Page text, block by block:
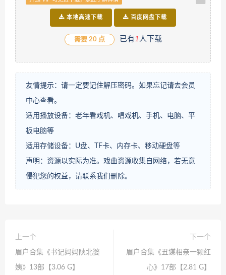
本地高速下载 百度网盘下载
需要 20 点 已有 1 人下载
友情提示：请一定要记住解压密码。如果忘记请去会员
中心查看。
适用播放设备：老年看戏机、唱戏机、手机、电脑、平
板电脑等
适用存储设备：U盘、TF卡、内存卡、移动硬盘等
声明：资源以实际为准。戏曲资源收集自网络，若无意
侵犯您的权益，请联系我们删除。
上一个
眉户合集《书记妈妈陕北婆
姨》13部【3.06 G】
下一个
眉户合集《丑谋相亲一颗红
心》17部【2.81 G】